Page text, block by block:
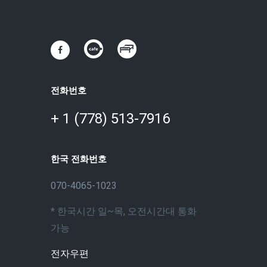
전화번호
+ 1 (778) 513-7916
한국 전화번호
070-4065-1023
* 한국시간 일~목, 오전시간대 통화
가능
전자우편